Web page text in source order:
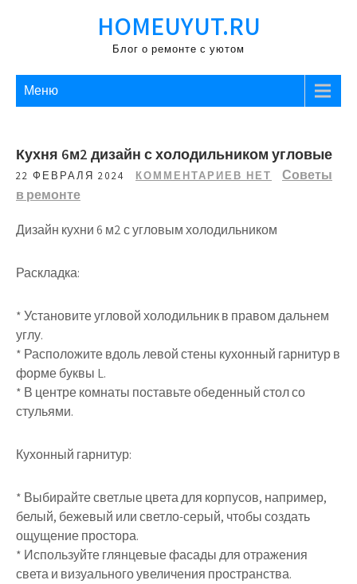
HOMEUYUT.RU
Блог о ремонте с уютом
Меню
Кухня 6м2 дизайн с холодильником угловые
22 ФЕВРАЛЯ 2024 КОММЕНТАРИЕВ НЕТ
Советы
в ремонте
Дизайн кухни 6 м2 с угловым холодильником
Раскладка:
* Установите угловой холодильник в правом дальнем
углу.
* Расположите вдоль левой стены кухонный гарнитур в
форме буквы L.
* В центре комнаты поставьте обеденный стол со
стульями.
Кухонный гарнитур:
* Выбирайте светлые цвета для корпусов, например,
белый, бежевый или светло-серый, чтобы создать
ощущение простора.
* Используйте глянцевые фасады для отражения
света и визуального увеличения пространства.